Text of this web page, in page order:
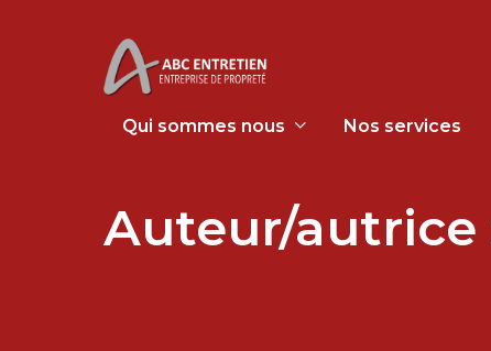
Qui sommes nous Nos services
Auteur/autrice